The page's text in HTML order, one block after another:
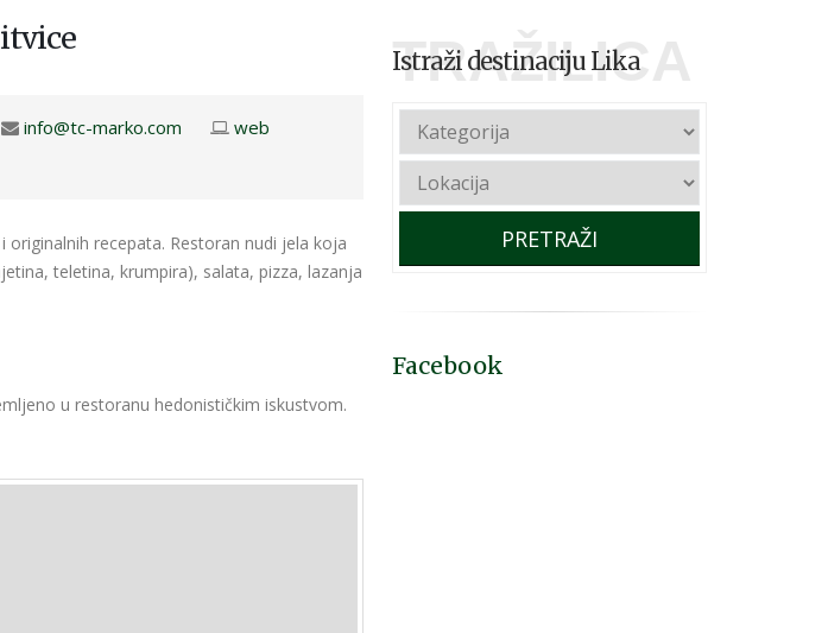
info@tc-marko.com
web
recepata. Restoran nudi jela koja
teletina, krumpira), salata, pizza, lazanja
u restoranu hedonističkim iskustvom.
TRAŽILICA
Istraži destinaciju Lika
PRETRAŽI
Facebook